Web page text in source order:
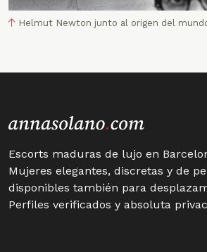
Helmut Newton junto al origen del
Escorts maduras de lujo en
Mujeres elegantes, discretas y de
disponibles también para
Perfiles verificados y absoluta